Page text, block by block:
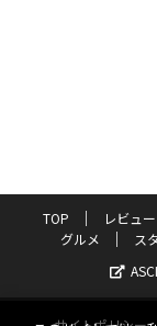
TOP レビュー
グルメ
ス